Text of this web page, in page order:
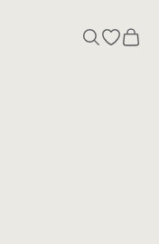
SearchOpen
Cart